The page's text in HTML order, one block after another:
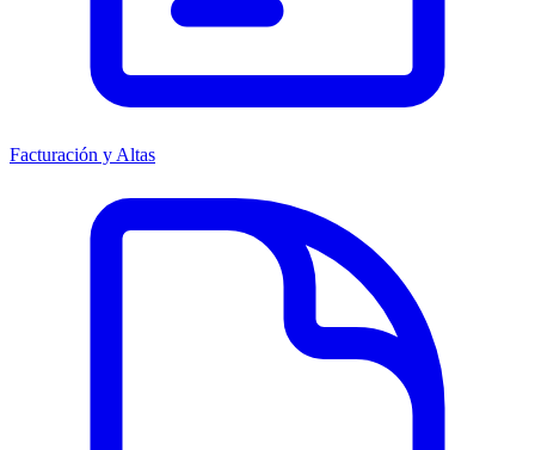
Facturación y Altas